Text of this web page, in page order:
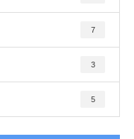
7
3
5